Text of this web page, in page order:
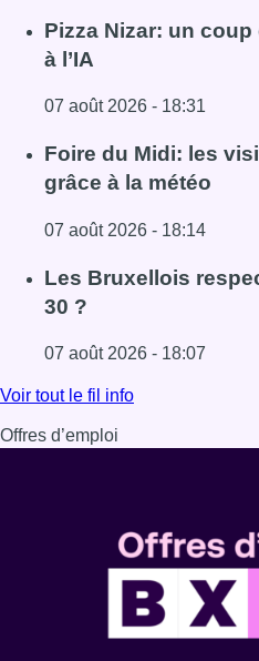
Pizza Nizar: un
à l’IA
07 août 2026 - 18:31
Lire l'article Pizza Nizar:
Foire du Midi: les
grâce à la météo
07 août 2026 - 18:14
Lire l'article Foire du Midi:
Les Bruxellois
30 ?
07 août 2026 - 18:07
Lire l'article Les Bruxellois
Voir tout le fil info
Offres d’emploi